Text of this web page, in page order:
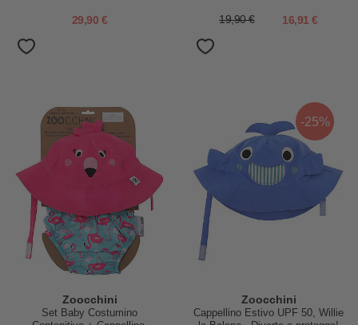
29,90 € 19,90 € 16,91 €
Zoocchini
Set Baby Costumino
-25%
Zoocchini
Cappellino Estivo UPF 50, Willie